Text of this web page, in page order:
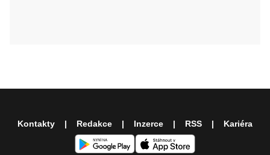
Kontakty Redakce Inzerce RSS Kariéra